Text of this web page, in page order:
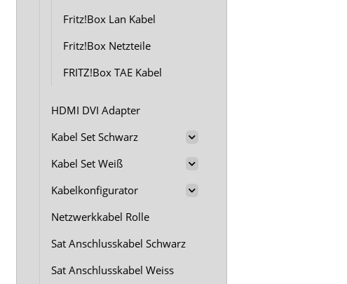
Fritz!Box Lan Kabel
Fritz!Box Netzteile
FRITZ!Box TAE Kabel
HDMI DVI Adapter
Kabel Set Schwarz
Kabel Set Weiß
Kabelkonfigurator
Netzwerkkabel Rolle
Sat Anschlusskabel Schwarz
Sat Anschlusskabel Weiss